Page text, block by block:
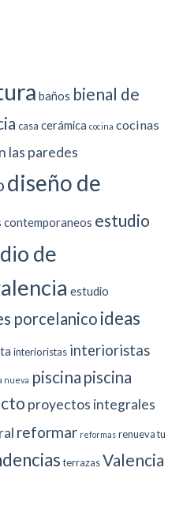
baños bienal de
casa cerámica cocina cocinas
las paredes
diseño de
estudio
de
estudio
porcelanico ideas
interioristas interioristas
nueva piscina piscina
proyectos integrales
reformar reformas renueva tu
terrazasValencia